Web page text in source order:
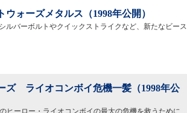
ォーズメタルス（1998年公開）
ルバーボルトやクイックストライクなど、新たなビース
ライオコンボイ危機一髪（1998年公
ーロー・ライオコンボイの最大の危機を救うために、